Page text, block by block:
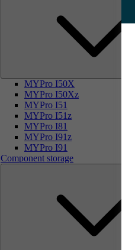
MYPro I50X
MYPro I50Xz
MYPro I51
MYPro I51z
MYPro I81
MYPro I91z
MYPro I91
Component storage